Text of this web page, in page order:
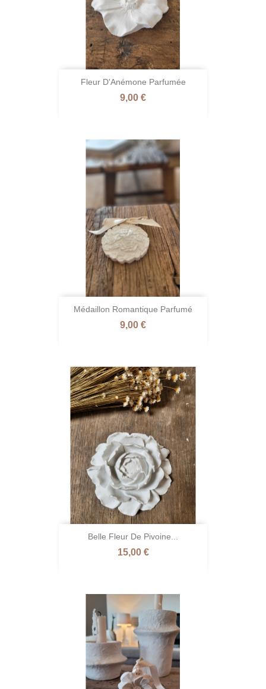
Fleur D'Anémone Parfumée
Prix
9,00 €
Médaillon Romantique Parfumé
Prix
9,00 €
Belle Fleur De Pivoine...
Prix
15,00 €